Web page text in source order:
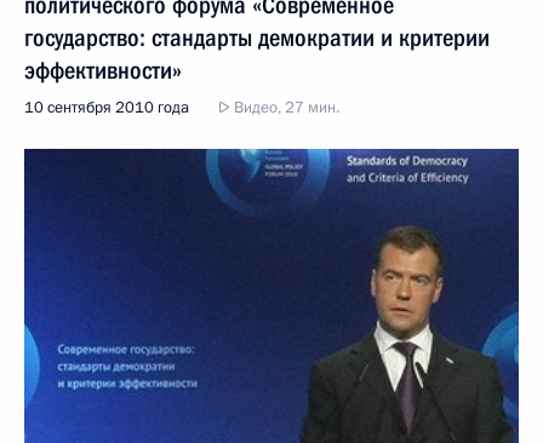
государство: стандарты демократии и критерии
эффективности»
10 сентября 2010 года Видео, 27 мин.